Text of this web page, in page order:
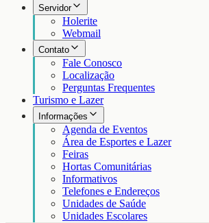
Servidor
Holerite
Webmail
Contato
Fale Conosco
Localização
Perguntas Frequentes
Turismo e Lazer
Informações
Agenda de Eventos
Área de Esportes e Lazer
Feiras
Hortas Comunitárias
Informativos
Telefones e Endereços
Unidades de Saúde
Unidades Escolares